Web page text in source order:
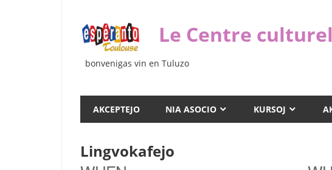
enhavo
Le Centre
bonvenigas vin en Tuluzo
AKCEPTEJO NIA ASOCIO KURSOJ
Lingvokafejo